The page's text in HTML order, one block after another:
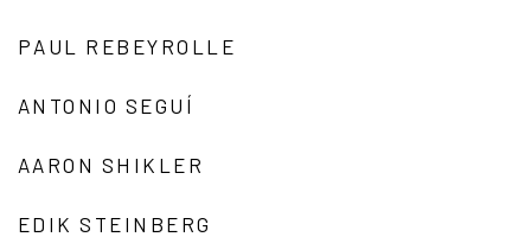
PAUL REBEYROLLE
ANTONIO SEGUÍ
AARON SHIKLER
EDIK STEINBERG